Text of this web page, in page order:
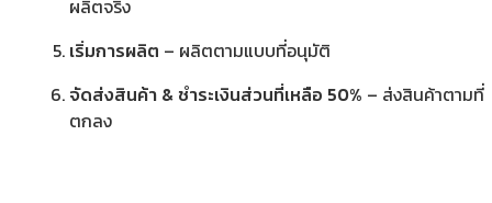
ผลิตจริง
เริ่มการผลิต – ผลิตตามแบบที่อนุมัติ
จัดส่งสินค้า & ชำระเงินส่วนที่เหลือ 50% – ส่งสินค้าตามที่
ตกลง